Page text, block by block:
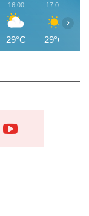
16:00
29°C
17:00
29°C
›